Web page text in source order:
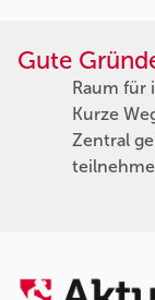
Gute
Raum für
Kurze
Zentral